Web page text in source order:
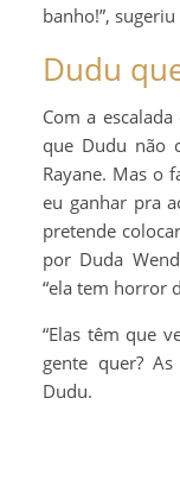
banho!”,
Dudu
Com a
que Dudu não
Rayane. Mas o
eu ganhar pra
pretende
por Duda
“ela tem horror
“Elas têm que
gente quer?
Dudu.